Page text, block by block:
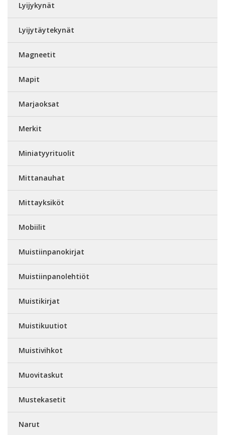
Lyijykynät
Lyijytäytekynät
Magneetit
Mapit
Marjaoksat
Merkit
Miniatyyrituolit
Mittanauhat
Mittayksiköt
Mobiilit
Muistiinpanokirjat
Muistiinpanolehtiöt
Muistikirjat
Muistikuutiot
Muistivihkot
Muovitaskut
Mustekasetit
Narut